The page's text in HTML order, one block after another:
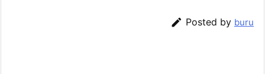
 Posted by buru